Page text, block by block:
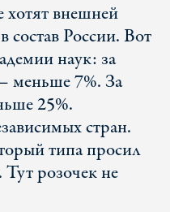
хотят внешней
состав России. Вот
наук: за
меньше 7%. За
25%.
стран.
типа просил
Тут розочек не